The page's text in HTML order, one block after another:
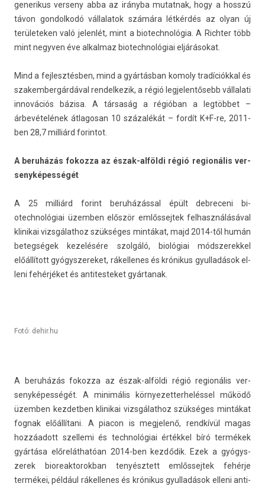
generikus ver­seny abba az irányba mutat­nak, hogy a hosszú
távon gon­dolkodó vál­lalatok számára létkérdés az olyan új
területek­en való jelen­lét, mint a bi­otechnológia. A Richt­er több
mint negyv­en éve al­kal­maz bi­otechnológiai eljárásokat.
Mind a fej­lesztésb­en, mind a gyártásban komo­ly tradíciókkal és
szakem­bergár­dáv­al re­ndel­kezik, a régió leg­jelen­tősebb vál­lalati
innovációs bázisa. A társaság a régióban a legtöbbet –
árbevételének átlagosan 10 százalékát – fordít K+F-re, 2011-
ben 28,7 milliárd forin­tot.
A beruházás fokoz­za az észak-alföldi régió re­gionális ver­
senyképes­ségét
A 25 milliárd forint beruházással épült de­breceni bi­
otechnológiai üzemb­en először em­lős­sejtek fel­használásáv­al
klinikai vizsgálat­hoz szükséges mintákat, majd 2014-től humán
bet­eg­ségek kezelésére szolgáló, biológiai módszerek­kel
előállított gyógys­zereket, rákel­lenes és krónikus gyul­ladások el­
leni fehérjéket és anti­tes­teket gyár­tanak.
Fotó: dehir.hu
A beruházás fokoz­za az észak-alföldi régió re­gionális ver­
senyképes­ségét. A minimális kör­nyezet­terhelés­sel működő
üzemb­en kez­detb­en klinikai vizsgálat­hoz szükséges mintákat
fog­nak előállítani. A piacon is meg­jel­enő, rendkívül magas
hozzáadott szel­lemi és tech­nológiai értékkel bíró termékek
gyártása előreláthatóan 2014-ben kezdődik. Ezek a gyógys­
zerek bi­oreak­torok­ban tenyésztett em­lős­sejtek fehérje
termékei, például rákel­lenes és krónikus gyul­ladások el­leni anti­